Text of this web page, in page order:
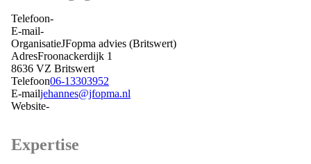
Telefoon-
E-mail-
OrganisatieJFopma advies (Britswert)
AdresFroonackerdijk 1
8636 VZ Britswert
Telefoon06-13303952
E-mailjehannes@jfopma.nl
Website-
Expertise